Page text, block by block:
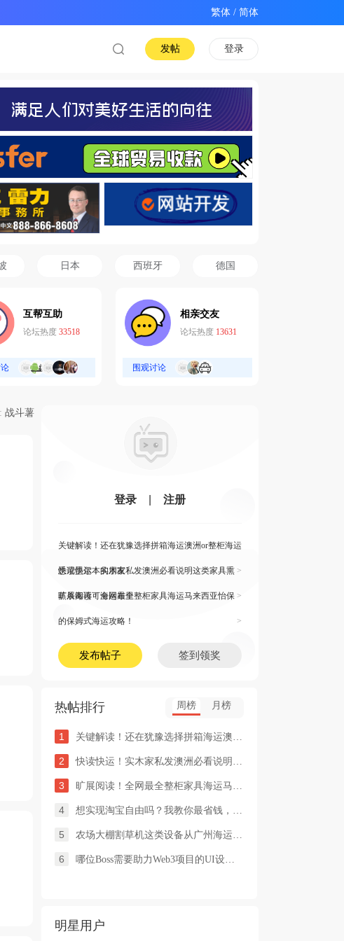
/
登录
发帖
日本 西班牙 德国
互帮互助
论坛热度 33518
相亲交友
论坛热度 13631
围观讨论
战斗薯
登录 注册
关键解读！还在犹豫选择拼箱海运澳洲or整柜海运
悉尼墨尔本的朋友 >
快读快运！实木家私发澳洲必看说明这类家具熏
蒸杀毒再可海运布里 >
旷展阅读！全网最全整柜家具海运马来西亚怡保
的保姆式海运攻略！ >
发布帖子 签到领奖
热帖排行 周榜 月榜
1 关键解读！还在犹豫选择拼箱海运澳洲or整柜海运悉尼墨尔本的朋友
2 快读快运！实木家私发澳洲必看说明这类家具熏蒸杀毒再可海运布里
3 旷展阅读！全网最全整柜家具海运马来西亚怡保的保姆式海运攻略！
4 想实现淘宝自由吗？我教你最省钱，最方便的方法
5 农场大棚割草机这类设备从广州海运到澳洲堪培拉过海关需要提供什
6 哪位Boss需要助力Web3项目的UI设计，或qian
明星用户